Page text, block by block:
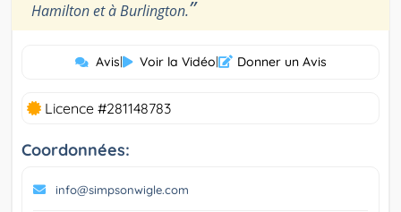
Hamilton et à Burlington.”
Avis| Voir la Vidéo| Donner un Avis
Licence #281148783
Coordonnées:
info@simpsonwigle.com